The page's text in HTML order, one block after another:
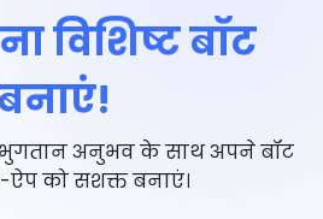
विशिष्ट बॉट
भुगतान अनुभव के साथ अपने बॉट
ऐप को सशक्त बनाएं।